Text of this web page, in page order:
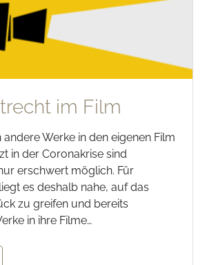
im Film
Werke in den eigenen Film
in der Coronakrise sind
erschwert möglich. Für
es deshalb nahe, auf das
zu greifen und bereits
in ihre Filme…